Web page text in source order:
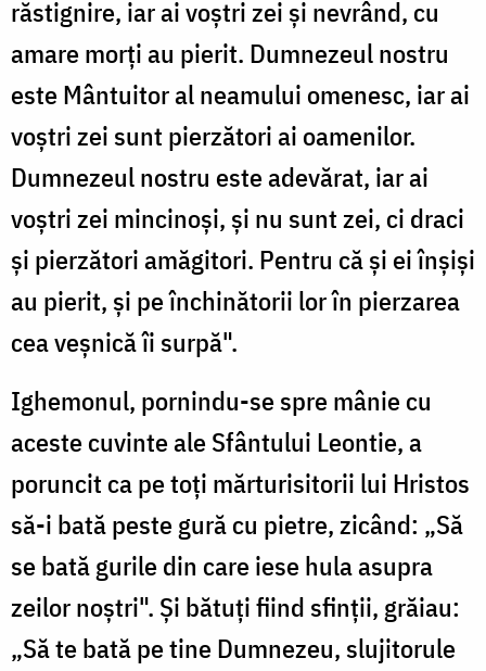
răstignire, iar ai voștri zei și nevrând, cu
amare morți au pierit. Dumnezeul nostru
este Mântuitor al neamului omenesc, iar ai
voștri zei sunt pierzători ai oamenilor.
Dumnezeul nostru este adevărat, iar ai
voștri zei mincinoși, și nu sunt zei, ci draci
și pierzători amăgitori. Pentru că și ei înșiși
au pierit, și pe închinătorii lor în pierzarea
cea veșnică îi surpă".
Ighemonul, pornindu-se spre mânie cu
aceste cuvinte ale Sfântului Leontie, a
poruncit ca pe toți mărturisitorii lui Hristos
să-i bată peste gură cu pietre, zicând: „Să
se bată gurile din care iese hula asupra
zeilor noștri". Și bătuți fiind sfinții, grăiau:
„Să te bată pe tine Dumnezeu, slujitorule